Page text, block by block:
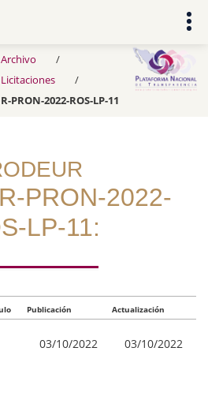
Archivo
PRON-2022-ROS-LP-11
PRON-2022-
LP-11:
Publicación Actualización
03/10/2022 03/10/2022